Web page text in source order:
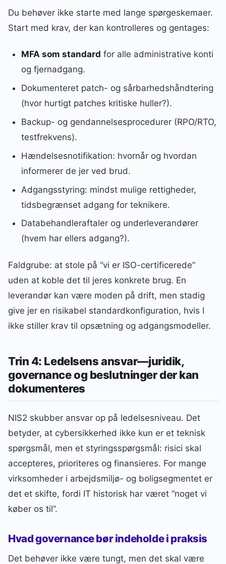
Du behøver ikke starte med lange spørgeskemaer.
Start med krav, der kan kontrolleres og gentages:
MFA som standard for alle administrative konti
og fjernadgang.
Dokumenteret patch- og sårbarhedshåndtering
(hvor hurtigt patches kritiske huller?).
Backup- og gendannelsesprocedurer (RPO/RTO,
testfrekvens).
Hændelsesnotifikation: hvornår og hvordan
informerer de jer ved brud.
Adgangsstyring: mindst mulige rettigheder,
tidsbegrænset adgang for teknikere.
Databehandleraftaler og underleverandører
(hvem har ellers adgang?).
Faldgrube: at stole på “vi er ISO-certificerede”
uden at koble det til jeres konkrete brug. En
leverandør kan være moden på drift, men stadig
give jer en risikabel standardkonfiguration, hvis I
ikke stiller krav til opsætning og adgangsmodeller.
Trin 4: Ledelsens ansvar—juridik,
governance og beslutninger der kan
dokumenteres
NIS2 skubber ansvar op på ledelsesniveau. Det
betyder, at cybersikkerhed ikke kun er et teknisk
spørgsmål, men et styringsspørgsmål: risici skal
accepteres, prioriteres og finansieres. For mange
virksomheder i arbejdsmiljø- og boligsegmentet er
det et skifte, fordi IT historisk har været “noget vi
køber os til”.
Hvad governance bør indeholde i praksis
Det behøver ikke være tungt, men det skal være